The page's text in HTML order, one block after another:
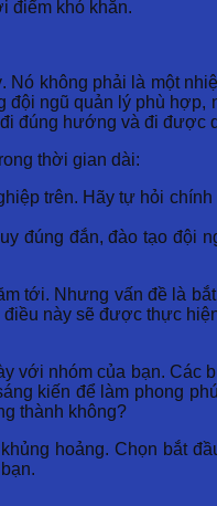
điểm khó khăn.
không phải là một
ngũ quản lý phù
đúng hướng và đi được
thời gian dài:
trên. Hãy tự hỏi
đúng đắn, đào tạo đội
tới. Nhưng vấn đề là
này sẽ được thực
nhóm của bạn. Các
kiến ​​để làm phong
thành không?
hoảng. Chọn bắt